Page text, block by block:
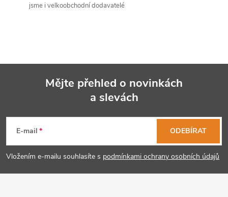
y
ý
p
jsme i velkoobchodní dodavatelé
p
a
Mějte přehled o novinkách
a slevách
E-mail
Vložením e-mailu souhlasíte s podmínkami ochrany osobních údajů
ODEBÍRAT